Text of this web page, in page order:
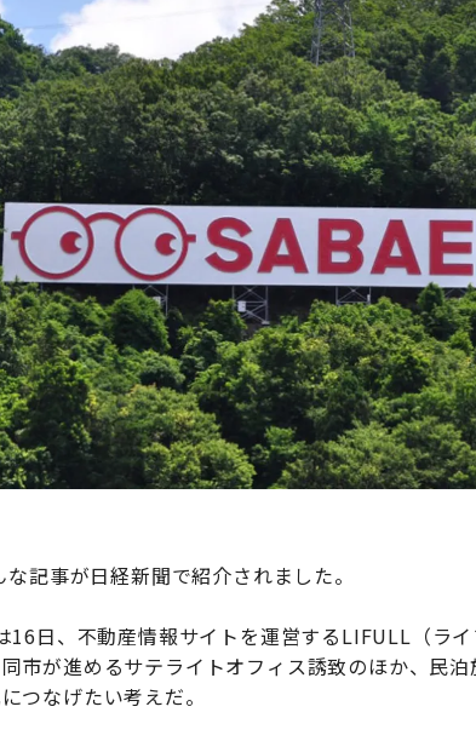
記事が日経新聞で紹介されました。
16日、不動産情報サイトを運営するLIFULL（ラ
市が進めるサテライトオフィス誘致のほか、民
つなげたい考えだ。